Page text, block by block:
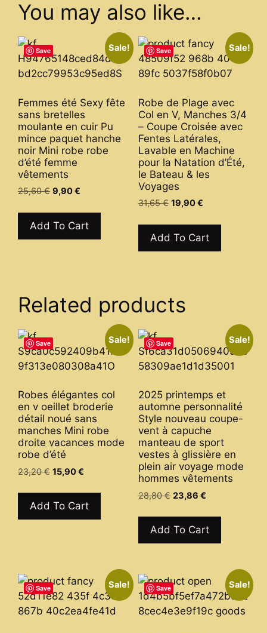
You may also like…
Save Sale!
Femmes été Sexy fête
sans bretelles
moulante en cuir Pu
mince paquet hanche
noir Mini robe robe
d’été femme
vêtements
25,60€ Original
was:
25,60 €.
9,90€
is:
9,90 €.
Add To Cart
has
options
may
be
chosen
on
the
product
page
Save Sale!
Robe de Plage avec
Col en V, Manches 3/4
– Coupe Croisée avec
Fentes Latérales,
Lavable en Machine
pour la Natation d’Été,
le Bateau & les
Voyages
31,65€ Original
was:
31,65 €.
19,90€Current
is:
19,90 €.
Add To Cart
has
may
be
chosen
on
product
page
Related products
Save Sale!
Robes élégantes col
en v oeillet broderie
détail noué sans
manches Mini robe
droite vacances mode
robe d’été
23,20€ Original
was:
23,20 €.
15,90€
is:
15,90 €.
Add To Cart
has
options
may
be
Save Sale!
2025 printemps et
automne personnalité
Style nouveau coupe-
vent à capuche
manteau de sport
vestes à glissière en
plein air voyage mode
hommes vêtements
28,80€ Original
was:
28,80 €.
23,86 €Current
is:
23,86 €.
Add To Cart
has
variants.
The
options
may
Save Sale! Save Sale!